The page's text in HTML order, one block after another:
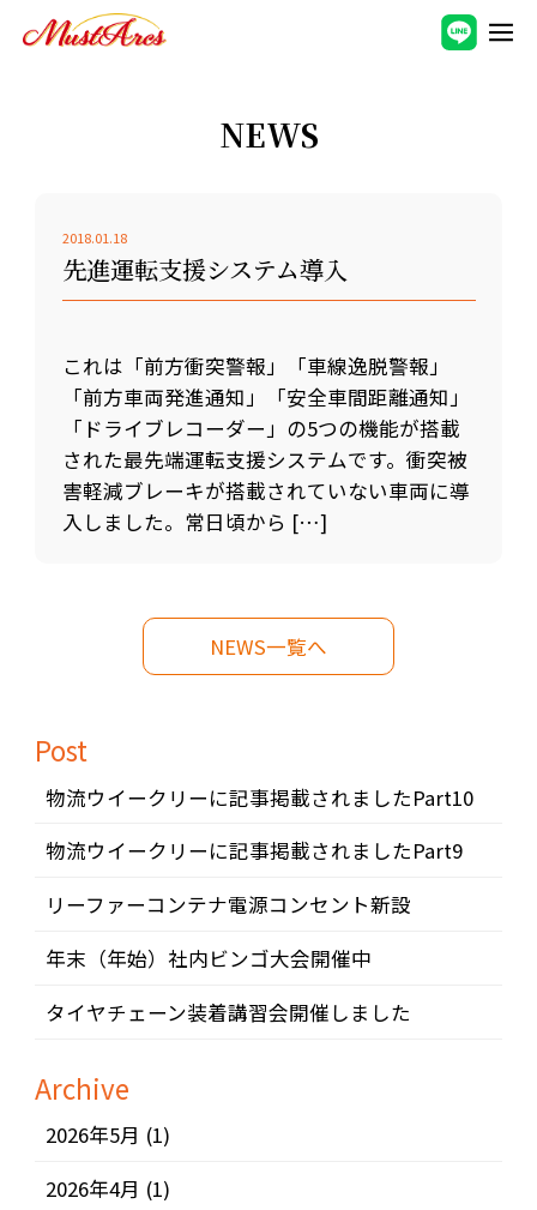
NEWS
2018.01.18
先進運転支援システム導入
これは「前方衝突警報」「車線逸脱警報」
「前方車両発進通知」「安全車間距離通知」
「ドライブレコーダー」の5つの機能が搭載
された最先端運転支援システムです。衝突被
害軽減ブレーキが搭載されていない車両に導
入しました。常日頃から […]
NEWS一覧へ
Post
物流ウイークリーに記事掲載されましたPart10
物流ウイークリーに記事掲載されましたPart9
リーファーコンテナ電源コンセント新設
年末（年始）社内ビンゴ大会開催中
タイヤチェーン装着講習会開催しました
Archive
2026年5月 (1)
2026年4月 (1)